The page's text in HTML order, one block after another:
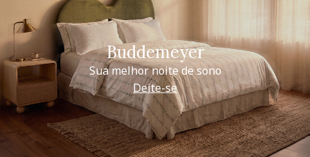
Buddemeyer
Sua melhor noite de sono
Deite-se